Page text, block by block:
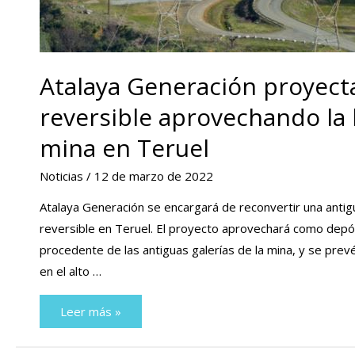
Atalaya Generación
reversible aprovechando
mina en Teruel
Noticias / 12 de marzo de 2022
Atalaya Generación se encargará de reconvertir una
reversible en Teruel. El proyecto aprovechará como
procedente de las antiguas galerías de la mina, y se
en el alto …
Atalaya
Generación
Leer más »